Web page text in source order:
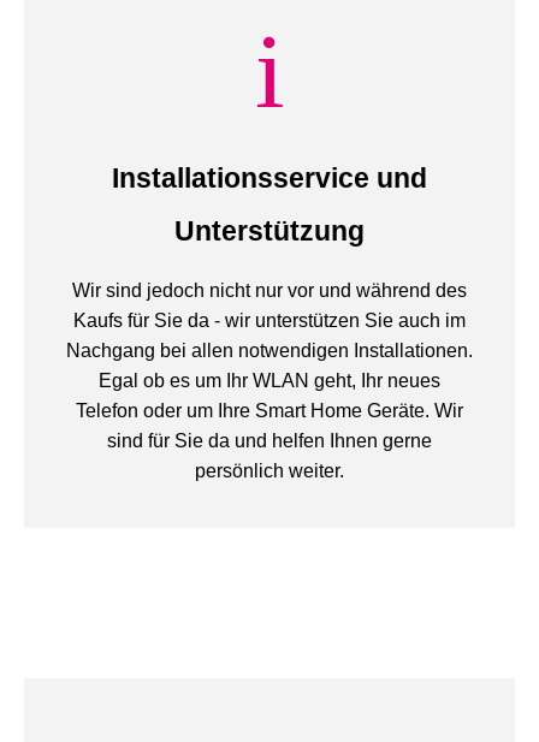
Installationsservice und
Unterstützung
Wir sind jedoch nicht nur vor und während des
Kaufs für Sie da - wir unterstützen Sie auch im
Nachgang bei allen notwendigen Installationen.
Egal ob es um Ihr WLAN geht, Ihr neues
Telefon oder um Ihre Smart Home Geräte. Wir
sind für Sie da und helfen Ihnen gerne
persönlich weiter.